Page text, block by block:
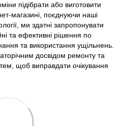
підібрати або виготовити
магазині, поєднуючи наші
ми здатні запропонувати
та ефективні рішення по
та використання ущільнень.
досвідом ремонту та
щоб виправдати очікування